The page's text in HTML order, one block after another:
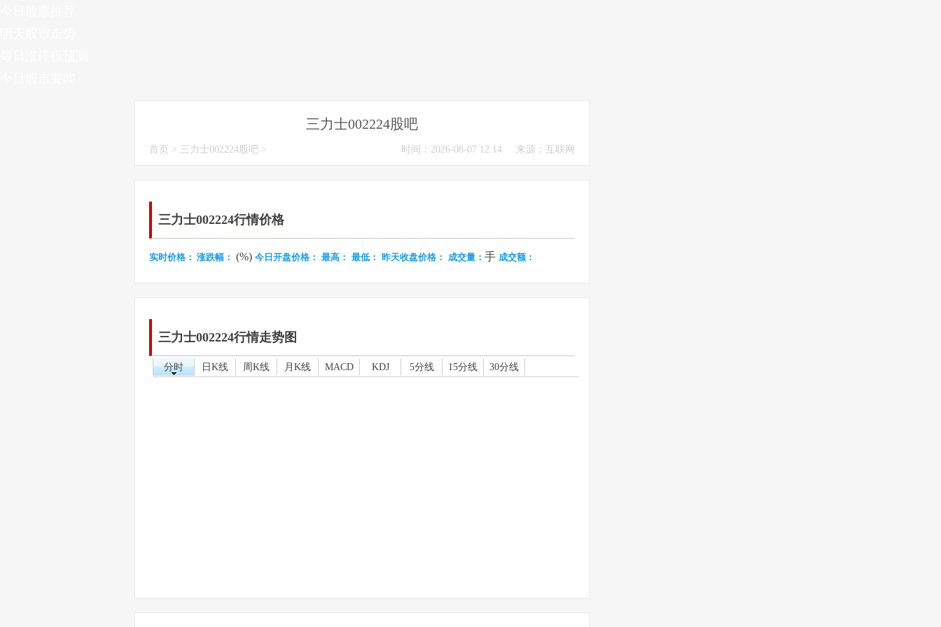
三力士002224股吧
首页 > 三力士002224股吧 > 来源：互联网
时间：2026-08-07 12:14
三力士002224行情价格
实时价格： 涨跌幅： (%) 今日开盘价格： 最高： 最低： 昨天收盘价格： 成交量： 手 成交额：
三力士002224行情走势图
分时 日K线 周K线 月K线 MACD KDJ 5分线 15分线 30分线